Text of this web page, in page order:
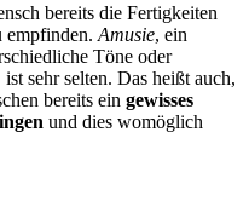
bereits die Fertigkeiten
empfinden. Amusie, ein
Töne oder
sehr selten. Das heißt auch,
bereits ein gewisses
und dies womöglich